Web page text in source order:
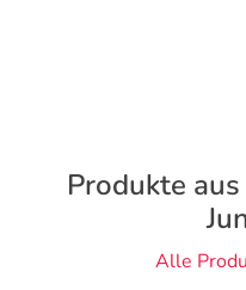
Produkte
Alle